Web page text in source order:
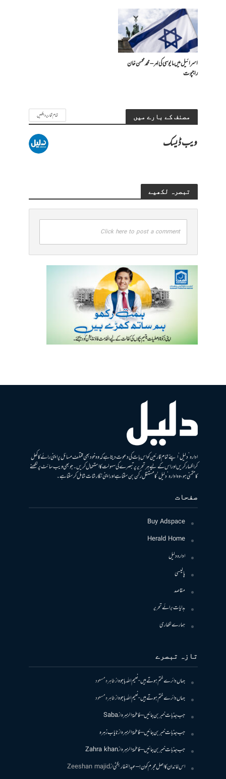
اسرائیل میں مایوسی کی لہر – محمد محسن خان
راجپوت
مصنف کے بارے میں تمام تحاریر دیکھیں
ویب ڈیسک
تبصرہ لکھیے
Click here to post a comment
ادارہ ’دلیل‘ اپنے تمام قارئین کو اس بات کی دعوت دیتا ہے کہ وہ خود بھی مختلف مسائل پر اپنی رائے کا کھل
کر اظہار کریں اور اس کے لیے ہر تحریر پر تبصرے کی سہولت کا استعمال کریں۔ جو بھی ویب سائٹ پر لکھنے
کا متمنی ہو، وہ ادارہ ’دلیل‘ کا مستقل رکن بن سکتا ہے اور اپنی نگارشات شامل کرسکتا ہے۔
صفحات
Buy Adspace
Herald Home
ادارہ دلیل
پالیسی
مقاصد
ہدایات برائے تحریر
ہمارے لکھاری
تازہ تبصرے
جہاں دائرے ختم ہوتے ہیں- نعیم اللہ باجوہازطاہرہ مسعود
جہاں دائرے ختم ہوتے ہیں- نعیم اللہ باجوہازطاہرہ مسعود
جب جذبات خبر بن جائیں – فاطمۃالزہرہازSaba
جب جذبات خبر بن جائیں – فاطمۃالزہرہازنایاب زہرہ
جب جذبات خبر بن جائیں – فاطمۃالزہرہازZahra khan
اس خاندان کا اصل مجرم کون! – عبدالغفار بگٹیازZeeshan majid